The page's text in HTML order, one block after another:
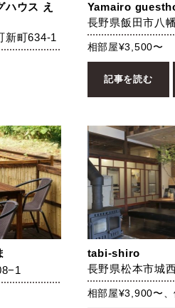
ハウス え
新町634-1
Yamairo
長野県飯田市八
相部屋¥3,500〜
記事を読む
tabi-shiro
長野県松本市城
相部屋¥3,900〜